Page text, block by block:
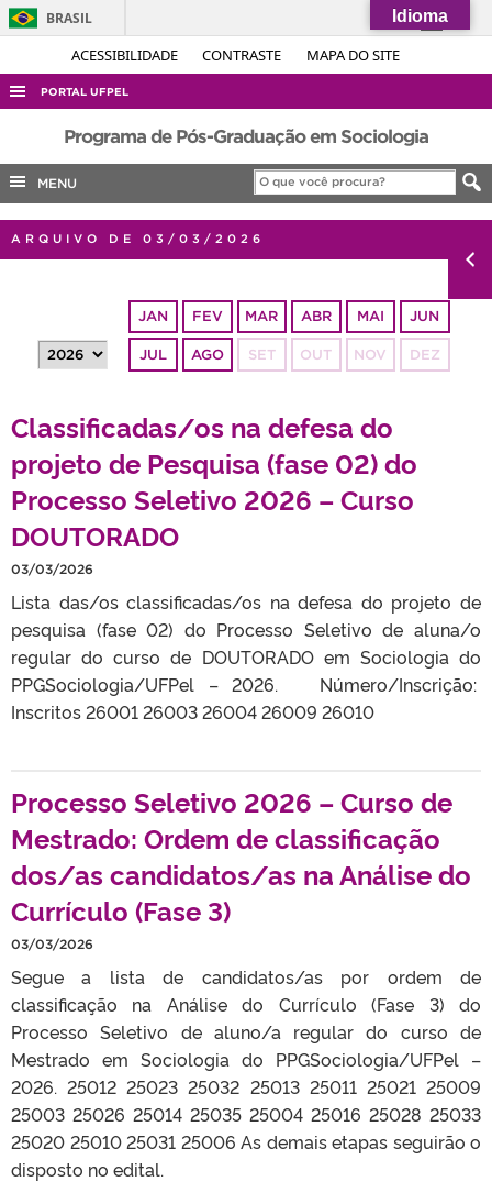
ACESSIBILIDADE CONTRASTE MAPA DO SITE
BRASIL
Simplifique!
Acesso à informação
Legislação
Canais
PORTAL UFPEL
ACESSO À INFORMAÇÃO
AUDITORIA
COBALTO
CONCURSOS
OUVIDORIA
TELEFONES
Programa de Pós-Graduação em Sociologia
MENU
ARQUIVO DE 03/03/2026
JAN FEV MAR ABR MAI JUN
JUL AGO SET OUT NOV DEZ
Classificadas/os na defesa do
projeto de Pesquisa (fase 02) do
Processo Seletivo 2026 – Curso
DOUTORADO
03/03/2026
Lista das/os classificadas/os na defesa do projeto de
pesquisa (fase 02) do Processo Seletivo de aluna/o
regular do curso de DOUTORADO em Sociologia do
PPGSociologia/UFPel – 2026. Número/Inscrição:
Inscritos 26001 26003 26004 26009 26010
Processo Seletivo 2026 – Curso de
Mestrado: Ordem de classificação
dos/as candidatos/as na Análise do
Currículo (Fase 3)
03/03/2026
Segue a lista de candidatos/as por ordem de
classificação na Análise do Currículo (Fase 3) do
Processo Seletivo de aluno/a regular do curso de
Mestrado em Sociologia do PPGSociologia/UFPel –
2026. 25012 25023 25032 25013 25011 25021 25009
25003 25026 25014 25035 25004 25016 25028 25033
25020 25010 25031 25006 As demais etapas seguirão o
disposto no edital.
Idioma